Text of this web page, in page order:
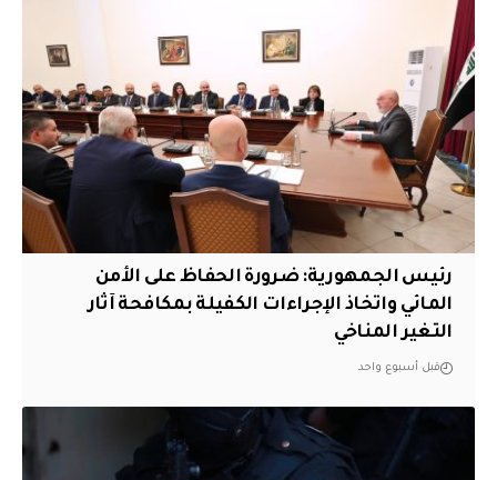
رئيس الجمهورية: ضرورة الحفاظ على الأمن
المائي واتخاذ الإجراءات الكفيلة بمكافحة آثار
التغير المناخي
قبل أسبوع واحد